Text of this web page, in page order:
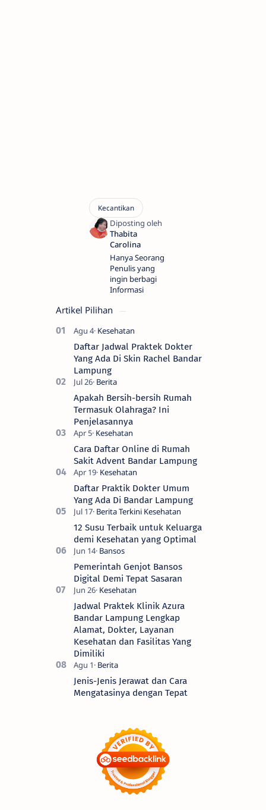
Hanya Seorang
Penulis yang
ingin berbagi
Informasi
Artikel Pilihan
Daftar Jadwal Praktek Dokter
Yang Ada Di Skin Rachel Bandar
Lampung
Apakah Bersih-bersih Rumah
Termasuk Olahraga? Ini
Penjelasannya
Cara Daftar Online di Rumah
Sakit Advent Bandar Lampung
Daftar Praktik Dokter Umum
Yang Ada Di Bandar Lampung
12 Susu Terbaik untuk Keluarga
demi Kesehatan yang Optimal
Pemerintah Genjot Bansos
Digital Demi Tepat Sasaran
Jadwal Praktek Klinik Azura
Bandar Lampung Lengkap
Alamat, Dokter, Layanan
Kesehatan dan Fasilitas Yang
Dimiliki
Jenis-Jenis Jerawat dan Cara
Mengatasinya dengan Tepat